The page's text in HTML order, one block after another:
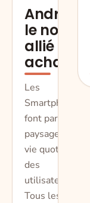
Android,
le nouvel
allié
achat
Les
Smartphones
font parties du
paysage de la
vie quotidienne
des
utilisateurs.
Tous les actes